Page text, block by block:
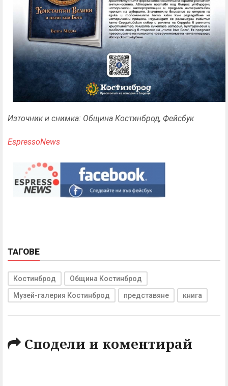
Източник и снимка: Община Костинброд, Фейсбук
EspressoNews
ТАГОВЕ
Костинброд Община Костинброд
Музей-галерия Костинброд представяне книга
Сподели и коментирай